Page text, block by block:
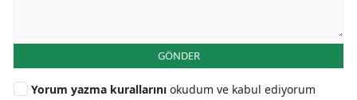
GÖNDER
Yorum yazma kurallarını okudum ve kabul ediyorum